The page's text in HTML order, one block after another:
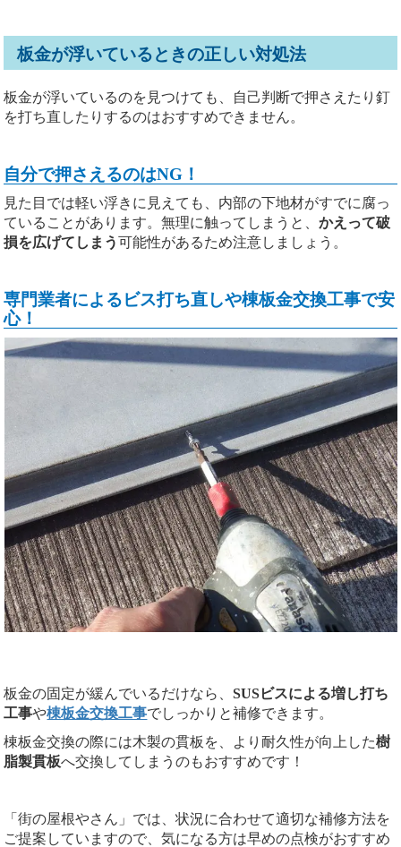
板金が浮いているときの正しい対処法
板金が浮いているのを見つけても、自己判断で押さえたり釘
を打ち直したりするのはおすすめできません。
自分で押さえるのはNG！
見た目では軽い浮きに見えても、内部の下地材がすでに腐っ
ていることがあります。無理に触ってしまうと、かえって破
損を広げてしまう可能性があるため注意しましょう。
専門業者によるビス打ち直しや棟板金交換工事で安
心！
板金の固定が緩んでいるだけなら、SUSビスによる増し打ち
工事や棟板金交換工事でしっかりと補修できます。
棟板金交換の際には木製の貫板を、より耐久性が向上した樹
脂製貫板へ交換してしまうのもおすすめです！
「街の屋根やさん」では、状況に合わせて適切な補修方法を
ご提案していますので、気になる方は早めの点検がおすすめ